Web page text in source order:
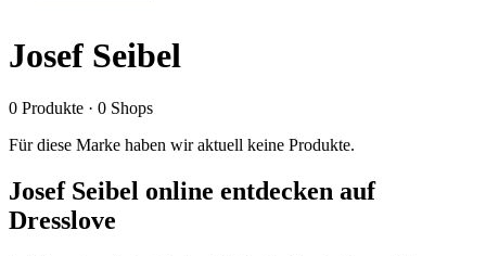
Josef Seibel
0 Produkte · 0 Shops
Für diese Marke haben wir aktuell keine Produkte.
Josef Seibel online entdecken auf
Dresslove